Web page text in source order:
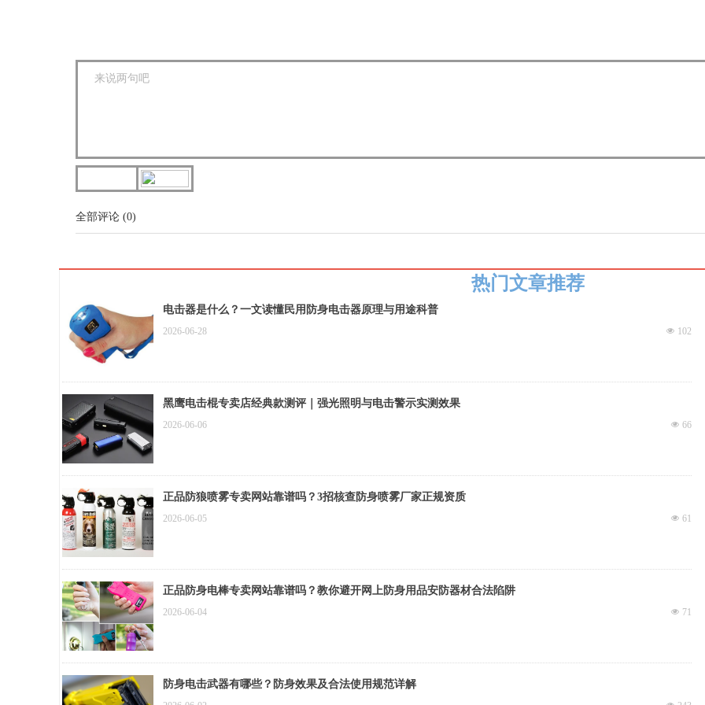
全部评论 (0)
热门文章推荐
电击器是什么？一文读懂民用防身电击器原理与用途科普
넶 102
2026-06-28
黑鹰电击棍专卖店经典款测评｜强光照明与电击警示实测效果
넶 66
2026-06-06
正品防狼喷雾专卖网站靠谱吗？3招核查防身喷雾厂家正规资质
넶 61
2026-06-05
正品防身电棒专卖网站靠谱吗？教你避开网上防身用品安防器材合法陷阱
넶 71
2026-06-04
防身电击武器有哪些？防身效果及合法使用规范详解